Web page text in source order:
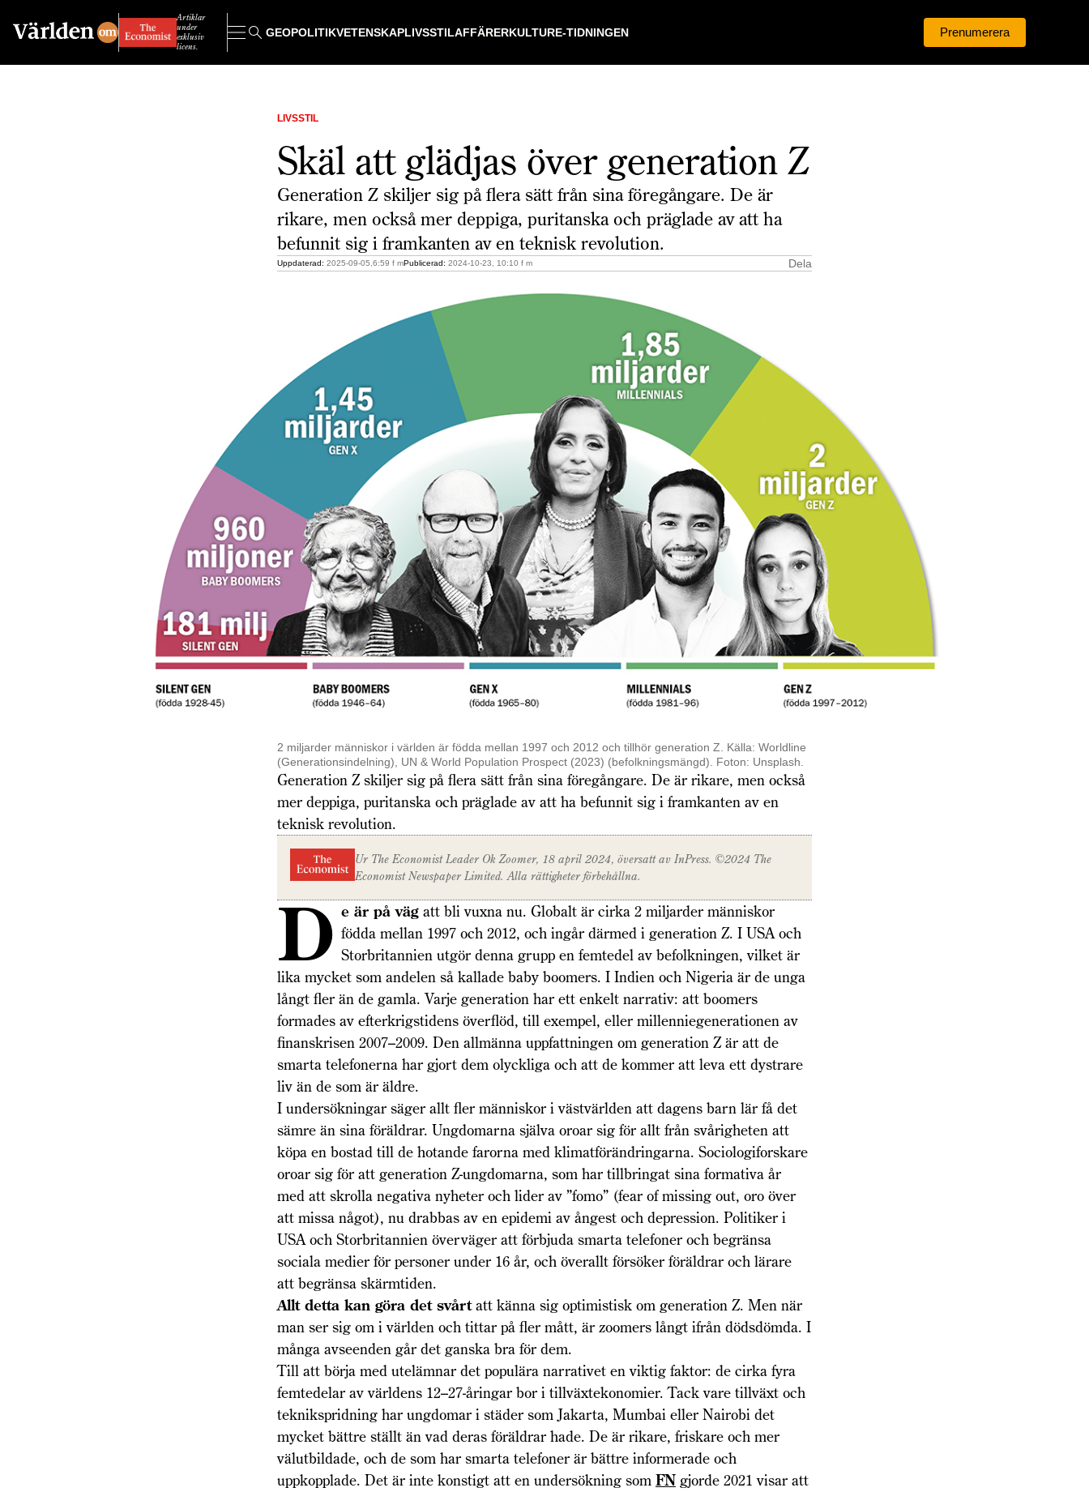
Artiklar
under
exklusiv
licens.
GEOPOLITIKVETENSKAPLIVSSTILAFFÄRERKULTURE-TIDNINGEN Prenumerera
LIVSSTIL
Skäl att glädjas över generation Z
Generation Z skiljer sig på flera sätt från sina föregångare. De är
rikare, men också mer deppiga, puritanska och präglade av att ha
befunnit sig i framkanten av en teknisk revolution.
Uppdaterad: 2025-09-05,6:59 f mPublicerad: 2024-10-23, 10:10 f m Dela
2 miljarder människor i världen är födda mellan 1997 och 2012 och tillhör generation Z. Källa: Worldline
(Generations­indelning), UN & World Population Prospect (2023) (befolknings­mängd). Foton: Unsplash.
Generation Z skiljer sig på flera sätt från sina föregångare. De är rikare, men också
mer deppiga, puritanska och präglade av att ha befunnit sig i framkanten av en
teknisk revolution.
Ur The Economist Leader Ok Zoomer, 18 april 2024, översatt av InPress. ©2024 The
EconomistNewspaper Limited. Alla rättigheter förbehållna.
D e är på väg att bli vuxna nu. Glo­balt är cirka 2 miljarder människor
födda mellan 1997 och 2012, och ingår därmed i generation Z. I USA och
Stor­­­britannien utgör denna grupp en femte­del av befolkningen, vilket är
lika mycket som andelen så kallade baby boomers. I Indien och Nigeria är de unga
långt fler än de gamla. Varje generation har ett enkelt narrativ: att boomers
formades av efterkrigstidens överflöd, till exempel, eller millenniegenerationen av
finanskrisen 2007–2009. Den allmänna uppfattningen om generation Z är att de
smarta telefonerna har gjort dem olyckliga och att de kommer att leva ett dystrare
liv än de som är äldre.
I undersökningar säger allt fler människor i västvärlden att dagens barn lär få det
sämre än sina föräldrar. Ungdomarna själva oroar sig för allt från svårigheten att
köpa en bostad till de hotande farorna med klimatförändringarna. Sociologiforskare
oroar sig för att generation Z-ungdomarna, som har tillbringat sina formativa år
med att skrolla negativa nyheter och lider av ”fomo” (fear of missing out, oro över
att missa något), nu drabbas av en epidemi av ångest och depression. Politiker i
USA och Storbritannien överväger att förbjuda smarta telefoner och begränsa
sociala medier för personer under 16 år, och överallt försöker föräldrar och lärare
att begränsa skärmtiden.
Allt detta kan göra det svårtatt känna sig optimistisk om generation Z. Men när
man ser sig om i världen och tittar på fler mått, är zoomers långt ifrån dödsdömda. I
många avseenden går det ganska bra för dem.
Till att börja med utelämnar det populära narrativet en viktig faktor: de cirka fyra
femtedelar av världens 12–27-åringar bor i tillväxtekonomier. Tack vare tillväxt och
teknikspridning har ungdomar i städer som Jakarta, Mumbai eller Nairobi det
mycket bättre ställt än vad deras föräldrar hade. De är rikare, friskare och mer
välutbildade, och de som har smarta telefoner är bättre informerade och
uppkopplade. Det är inte konstigt att en undersökning som FN gjorde 2021 visar att